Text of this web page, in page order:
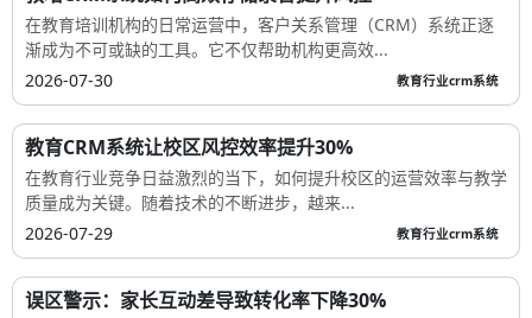
在教育培训机构的日常运营中，客户关系管理（CRM）系统正逐
渐成为不可或缺的工具。它不仅帮助机构更高效...
2026-07-30
教育行业crm系统
教育CRM系统让校区风控效率提升30%
在教育行业竞争日益激烈的当下，如何提升校区的运营效率与教学
质量成为关键。随着技术的不断进步，越来...
2026-07-29
教育行业crm系统
误区警示：家长互动差导致转化率下降30%